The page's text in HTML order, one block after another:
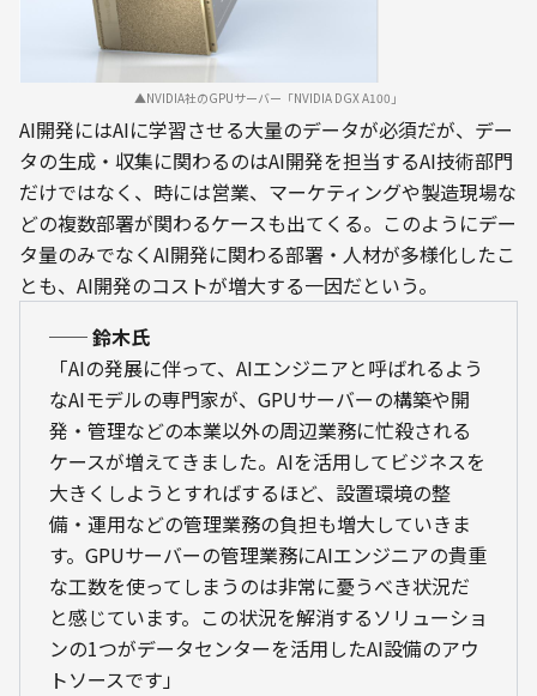
▲NVIDIA社のGPUサーバー「NVIDIA DGX A100」
AI開発にはAIに学習させる大量のデータが必須だが、デー
タの生成・収集に関わるのはAI開発を担当するAI技術部門
だけではなく、時には営業、マーケティングや製造現場な
どの複数部署が関わるケースも出てくる。このようにデー
タ量のみでなくAI開発に関わる部署・人材が多様化したこ
とも、AI開発のコストが増大する一因だという。
── 鈴木氏
「AIの発展に伴って、AIエンジニアと呼ばれるよう
なAIモデルの専門家が、GPUサーバーの構築や開
発・管理などの本業以外の周辺業務に忙殺される
ケースが増えてきました。AIを活用してビジネスを
大きくしようとすればするほど、設置環境の整
備・運用などの管理業務の負担も増大していきま
す。GPUサーバーの管理業務にAIエンジニアの貴重
な工数を使ってしまうのは非常に憂うべき状況だ
と感じています。この状況を解消するソリューショ
ンの1つがデータセンターを活用したAI設備のアウ
トソースです」